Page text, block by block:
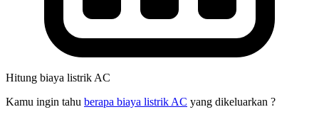
Hitung biaya listrik AC
Kamu ingin tahu berapa biaya listrik AC yang dikeluarkan ?